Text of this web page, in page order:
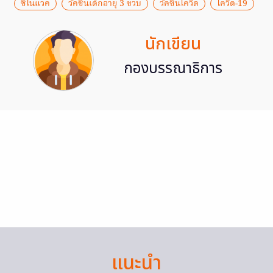
ซิโนแวค วัคซีนเด็กอายุ 3 ขวบ วัคซีนโควิด โควิด-19
นักเขียน
กองบรรณาธิการ
แนะนำ